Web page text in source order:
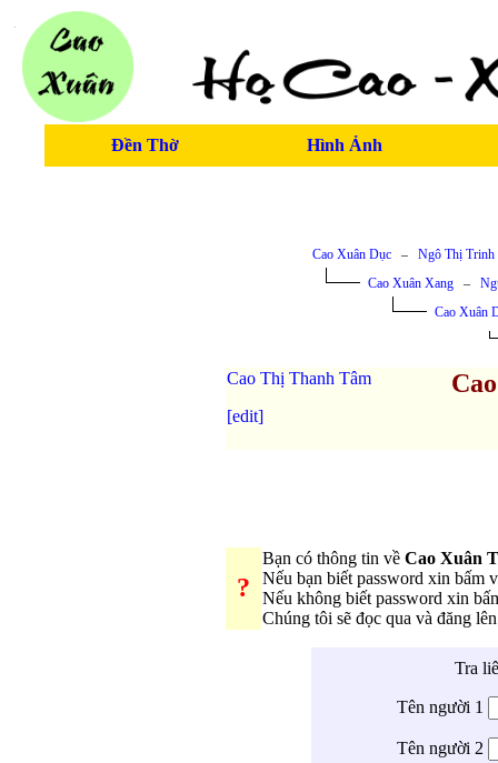
Đền Thờ Hình Ảnh
Cao Xuân Dục– Ngô Thị Trinh
Cao Xuân Xang–
Cao Xuân
Cao Thị Thanh Tâm
[edit]
?
Bạn có thông tin về Cao Xuân
Nếu bạn biết password xin bấm
Nếu không biết password xin
Chúng tôi sẽ đọc qua và đăng
Tra
Tên người 1
Tên người 2